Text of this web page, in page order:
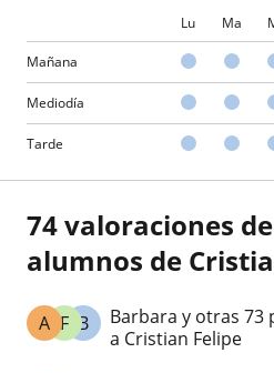
Lu Ma
Mañana
Mediodía
Tarde
74 valoraciones
alumnos de
B
F
A
Barbara y otras 73
a Cristian Felipe